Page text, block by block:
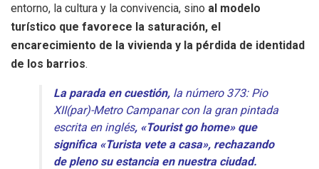
entorno, la cultura y la convivencia, sino al modelo
turístico que favorece la saturación, el
encarecimiento de la vivienda y la pérdida de identidad
de los barrios.
La parada en cuestión, la número 373: Pio
XII(par)-Metro Campanar con la gran pintada
escrita en inglés, «Tourist go home» que
significa «Turista vete a casa», rechazando
de pleno su estancia en nuestra ciudad.